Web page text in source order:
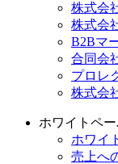
株式会
株式会
B2Bマ
合同会
プロレ
株式会
ホワイトペ
ホワイ
売上へ